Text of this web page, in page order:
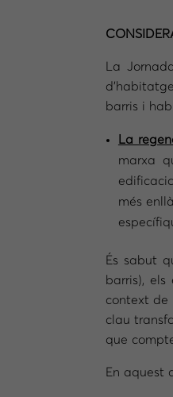
La
barris i
La
marxa
més
És sabut
barris),
context de
clau
que
En aquest